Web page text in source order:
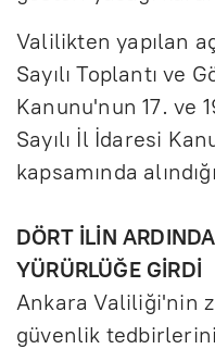
Valilikten yapılan
Sayılı Toplantı ve
Kanunu'nun 17. ve
Sayılı İl İdaresi
kapsamında
DÖRT İLİN
YÜRÜRLÜĞE GİRDİ
Ankara Valiliği'nin
güvenlik